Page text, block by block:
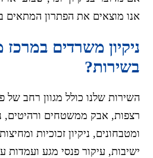
אנו מוצאים את הפתרון המתאים
ניקיון משרדים במרכז
בשירות?
השירות שלנו כולל מגוון רחב של
רצפות, אבק ממשטחים ורהיטים,
ומטבחונים, ניקיון זכוכיות
ישיבות, עיקור פנסי מגע ועמדות